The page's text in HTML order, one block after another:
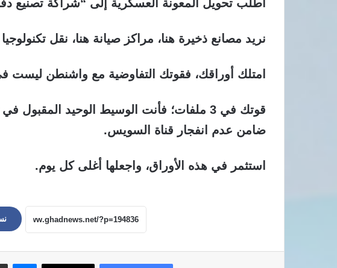
اطلب تحويل المعونة العسكرية إلى “شراكة تصنيع
نريد مصانع ذخيرة هنا، مراكز صيانة هنا، نقل تكنولوجيا
امتلك أوراقك، فقوتك التفاوضية مع واشنطن ليست
قوتك في 3 ملفات؛
فأنت الوسيط الوحيد المقبول في
ضامن عدم انفجار قناة السويس.
استثمر في هذه الأوراق، واجعلها أغلى كل يوم.